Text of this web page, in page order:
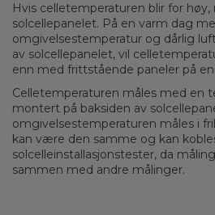
Hvis celletemperaturen blir for høy,
solcellepanelet. På en varm dag
omgivelsestemperatur og dårlig
av solcellepanelet, vil
enn med frittstående paneler på
Celletemperaturen måles med en
montert på baksiden av
omgivelsestemperaturen måles i
kan være den samme og kan
solcelleinstallasjonstester, da
sammen med andre målinger.